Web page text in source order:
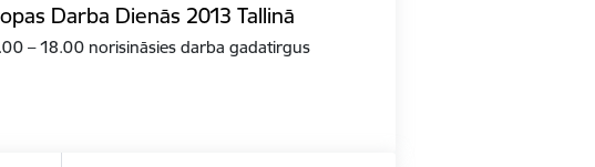
Darba Dienās 2013 Tallinā
– 18.00 norisināsies darba gadatirgus